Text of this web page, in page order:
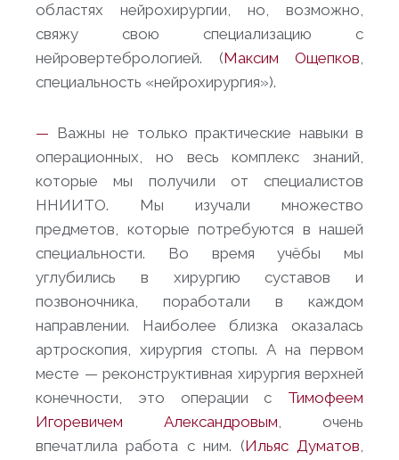
областях нейрохирургии, но, возможно,
свяжу свою специализацию с
нейровертебрологией. (Максим Ощепков,
специальность «нейрохирургия»).
— Важны не только практические навыки в
операционных, но весь комплекс знаний,
которые мы получили от специалистов
ННИИТО. Мы изучали множество
предметов, которые потребуются в нашей
специальности. Во время учёбы мы
углубились в хирургию суставов и
позвоночника, поработали в каждом
направлении. Наиболее близка оказалась
артроскопия, хирургия стопы. А на первом
месте — реконструктивная хирургия верхней
конечности, это операции с Тимофеем
Игоревичем Александровым, очень
впечатлила работа с ним. (Ильяс Думатов,